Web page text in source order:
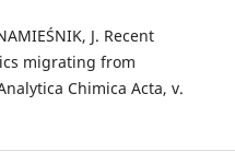
J. Recent
migrating from
Chimica Acta, v.